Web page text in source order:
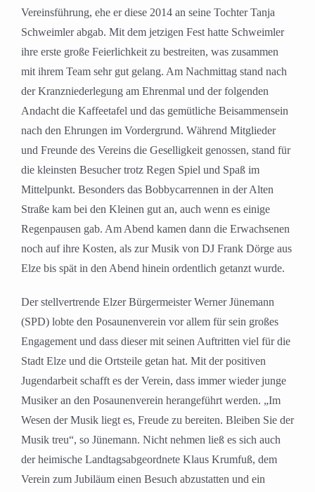
Vereinsführung, ehe er diese 2014 an seine Tochter Tanja
Schweimler abgab. Mit dem jetzigen Fest hatte Schweimler
ihre erste große Feierlichkeit zu bestreiten, was zusammen
mit ihrem Team sehr gut gelang. Am Nachmittag stand nach
der Kranzniederlegung am Ehrenmal und der folgenden
Andacht die Kaffeetafel und das gemütliche Beisammensein
nach den Ehrungen im Vordergrund. Während Mitglieder
und Freunde des Vereins die Geselligkeit genossen, stand für
die kleinsten Besucher trotz Regen Spiel und Spaß im
Mittelpunkt. Besonders das Bobbycarrennen in der Alten
Straße kam bei den Kleinen gut an, auch wenn es einige
Regenpausen gab. Am Abend kamen dann die Erwachsenen
noch auf ihre Kosten, als zur Musik von DJ Frank Dörge aus
Elze bis spät in den Abend hinein ordentlich getanzt wurde.
Der stellvertrende Elzer Bürgermeister Werner Jünemann
(SPD) lobte den Posaunenverein vor allem für sein großes
Engagement und dass dieser mit seinen Auftritten viel für die
Stadt Elze und die Ortsteile getan hat. Mit der positiven
Jugendarbeit schafft es der Verein, dass immer wieder junge
Musiker an den Posaunenverein herangeführt werden. „Im
Wesen der Musik liegt es, Freude zu bereiten. Bleiben Sie der
Musik treu“, so Jünemann. Nicht nehmen ließ es sich auch
der heimische Landtagsabgeordnete Klaus Krumfuß, dem
Verein zum Jubiläum einen Besuch abzustatten und ein